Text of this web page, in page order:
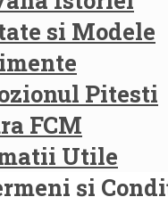
si Modele
Pitesti
FCM
Utile
și